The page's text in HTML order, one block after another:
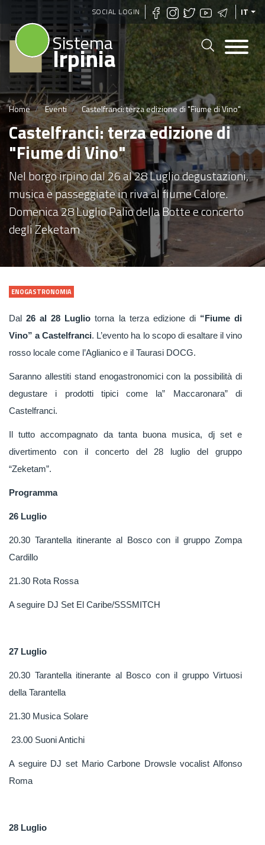
Salta
al
contenuto
principale
SOCIAL LOGIN IT
Sistema
Irpinia
Home Eventi Castelfranci: terza edizione di "Fiume di Vino"
Castelfranci: terza edizione di
"Fiume di Vino"
Nel borgo irpino dal 26 al 28 Luglio degustazioni,
musica e passeggiate in riva al fiume Calore.
Domenica 28 Luglio Palio della Botte e concerto
degli Zeketam
ENOGASTRONOMIA
Dal 26 al 28 Lugliotorna la terza edizione di “Fiume di
Vino” a Castelfranci. L’evento ha lo scopo di esaltare il vino
rosso locale come l’Aglianico e il Taurasi DOCG.
Saranno allestiti stand enogastronomici con la possibilità di
degustare i prodotti tipici come la” Maccaronara” di
Castelfranci.
Il tutto accompagnato da tanta buona musica, dj set e
divertimento con il concerto del 28 luglio del gruppo
“Zeketam”.
Programma
26 Luglio
20.30 Tarantella itinerante al Bosco con il gruppo Zompa
Cardillo
21.30 Rota Rossa
A seguire DJ Set El Caribe/SSSMITCH
27 Luglio
20.30 Tarantella itinerante al Bosco con il gruppo Virtuosi
della Tarantella
21.30 Musica Solare
23.00 Suoni Antichi
A seguire DJ set Mario Carbone Drowsle vocalist Alfonso
Roma
28 Luglio